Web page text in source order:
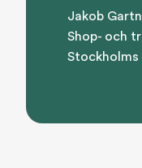
Jakob
Shop- och
Stockholms